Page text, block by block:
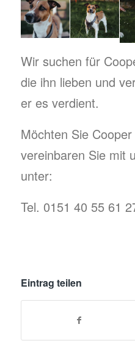
Wir suchen für
die ihn lieben und
er es verdient.
Möchten Sie
vereinbaren Sie mit
unter:
Tel. 0151 40 55 61
Eintrag teilen